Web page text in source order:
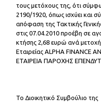
τους μετόχους της, ότι
2190/1920, όπως ισχύει και
απόφαση της Τακτικής
στις 07.04.2010 προέβη σε
κτήσης 2,68 ευρώ ανά
Εταιρείας ALPHA
ΕΤΑΙΡΕΙΑ ΠΑΡΟΧΗΣ
Το Διοικητικό Συμβούλιο της